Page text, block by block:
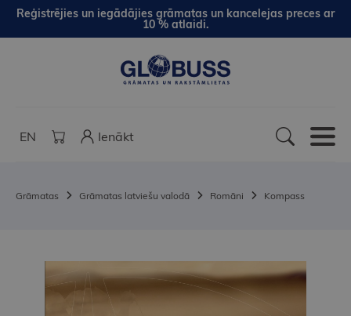
Reģistrējies un iegādājies grāmatas un kancelejas preces ar
10 % atlaidi.
EN Ienākt
Grāmatas Grāmatas latviešu valodā Romāni Kompass